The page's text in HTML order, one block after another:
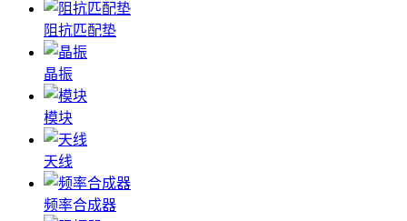
阻抗匹配垫
晶振
模块
天线
频率合成器